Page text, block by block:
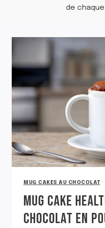
de
MUG CAKES AU CHOCOLAT ·
MUG CAKE
CHOCOLAT EN